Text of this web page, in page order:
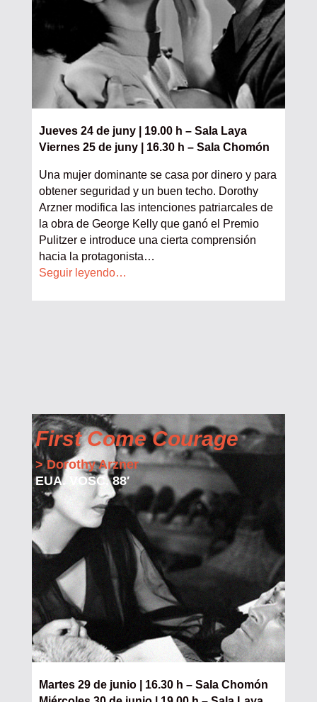
Jueves 24 de juny | 19.00 h – Sala Laya
Viernes 25 de juny | 16.30 h – Sala Chomón
Una mujer dominante se casa por dinero y para
obtener seguridad y un buen techo. Dorothy
Arzner modifica las intenciones patriarcales de
la obra de George Kelly que ganó el Premio
Pulitzer e introduce una cierta comprensión
hacia la protagonista…
Seguir leyendo…
First Come Courage
> Dorothy Arzner
EUA. VOSC. 88′
Martes 29 de junio | 16.30 h – Sala Chomón